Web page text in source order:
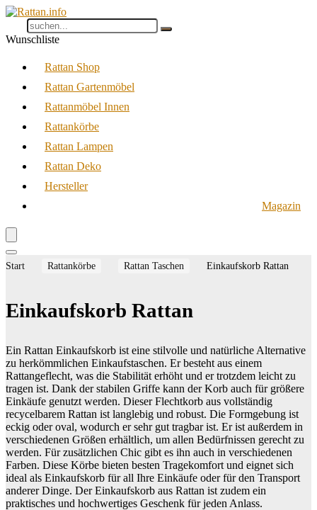
Wunschliste
Rattan Shop
Rattan Gartenmöbel
Rattanmöbel Innen
Rattankörbe
Rattan Lampen
Rattan Deko
Hersteller
Magazin
Start Rattankörbe Rattan Taschen Einkaufskorb Rattan
Einkaufskorb Rattan
Ein Rattan Einkaufskorb ist eine stilvolle und natürliche Alternative
zu herkömmlichen Einkaufstaschen. Er besteht aus einem
Rattangeflecht, was die Stabilität erhöht und er trotzdem leicht zu
tragen ist. Dank der stabilen Griffe kann der Korb auch für größere
Einkäufe genutzt werden. Dieser Flechtkorb aus vollständig
recycelbarem Rattan ist langlebig und robust. Die Formgebung ist
eckig oder oval, wodurch er sehr gut tragbar ist. Er ist außerdem in
verschiedenen Größen erhältlich, um allen Bedürfnissen gerecht zu
werden. Für zusätzlichen Chic gibt es ihn auch in verschiedenen
Farben. Diese Körbe bieten besten Tragekomfort und eignet sich
ideal als Einkaufskorb für all Ihre Einkäufe oder für den Transport
anderer Dinge. Der Einkaufskorb aus Rattan ist zudem ein
praktisches und hochwertiges Geschenk für jeden Anlass.